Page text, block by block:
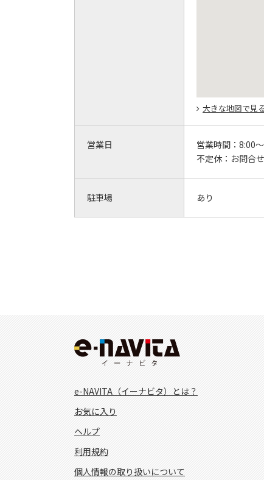
大きな地図で見る
営業日 営業時間： 8:00
不定休： お問合
駐車場 あり
e-NAVITA（イーナビタ）とは？
お気に入り
ヘルプ
利用規約
個人情報の取り扱いについて